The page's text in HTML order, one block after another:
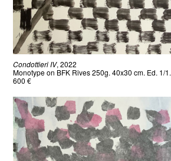
Condottieri IV, 2022
Monotype on BFK Rives 250g. 40x30 cm. Ed. 1/1.
600 €